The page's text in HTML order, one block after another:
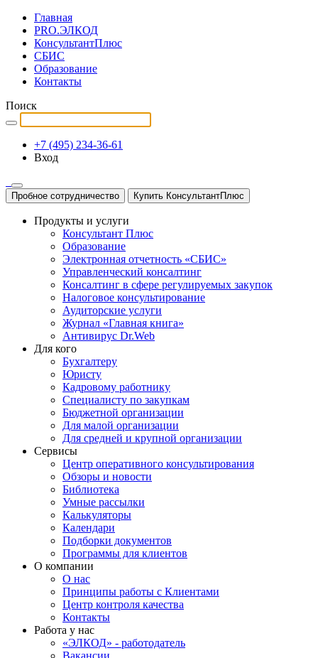
Главная
PRO.ЭЛКОД
КонсультантПлюс
СБИС
Образование
Контакты
Поиск
+7 (495) 234-36-61
Вход
Пробное сотрудничество Купить КонсультантПлюс
Продукты и услуги
Консультант Плюс
Образование
Электронная отчетность «СБИС»
Управленческий консалтинг
Консалтинг в сфере регулируемых закупок
Налоговое консультирование
Аудиторские услуги
Журнал «Главная книга»
Антивирус Dr.Web
Для кого
Бухгалтеру
Юристу
Кадровому работнику
Специалисту по закупкам
Бюджетной организации
Для малой организации
Для средней и крупной организации
Сервисы
Центр оперативного консультирования
Обзоры и новости
Библиотека
Умные рассылки
Калькуляторы
Календари
Подборки документов
Программы для клиентов
О компании
О нас
Принципы работы с Клиентами
Центр контроля качества
Контакты
Работа у нас
«ЭЛКОД» - работодатель
Вакансии